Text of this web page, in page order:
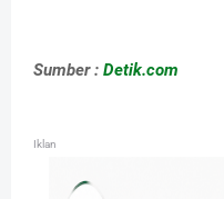
Sumber : Detik.com
Iklan